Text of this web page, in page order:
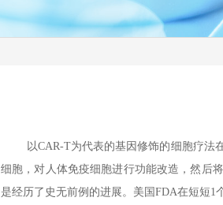
以CAR-T为代表的基因修饰的细胞疗法
细胞，对人体免疫细胞进行功能改造，然后
是经历了史无前例的进展。美国 FDA在短短1